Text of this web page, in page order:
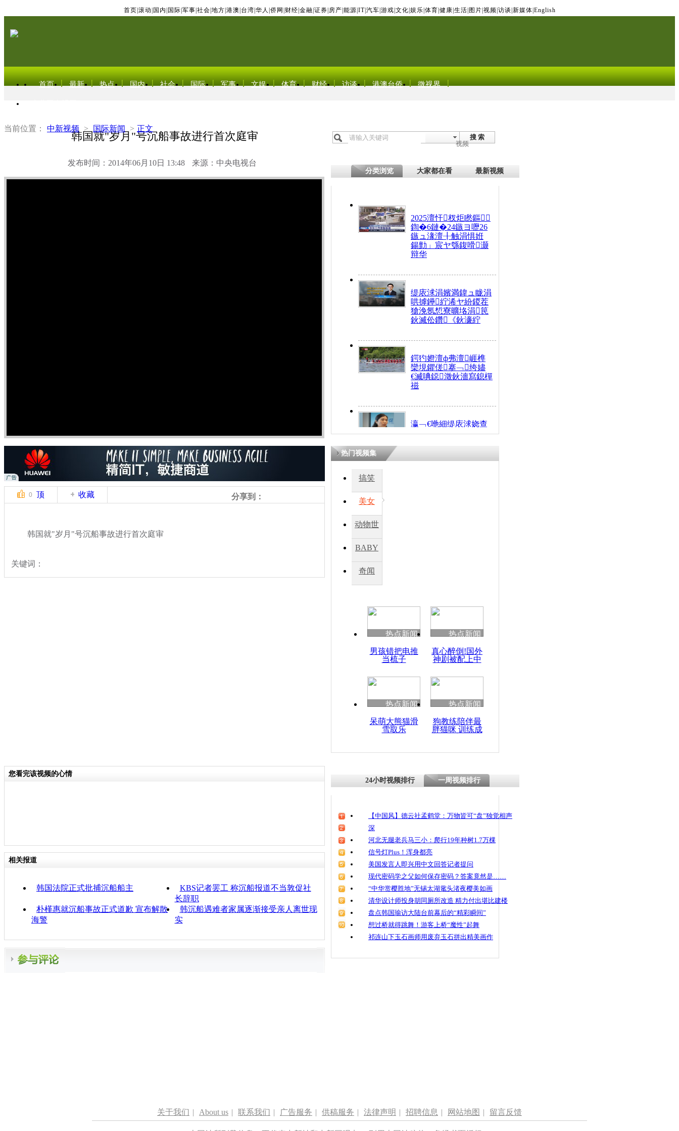
首页 滚动 国内 国际 军事 社会 地方 港澳 台湾 华人 侨网 财经 金融 证券 房产 能源 IT| 汽车 游戏 文化 娱乐 体育 健康 生活 图片 视频 访谈 新媒体 English
首页 最新 热点 国内 社会 国际 军事 文娱 体育 财经 访谈 港澳台侨 微视界
当前位置： 中新视频 > 国际新闻 > 正文
韩国就"岁月"号沉船事故进行首次庭审
发布时间：2014年06月10日 13:48 来源：中央电视台
搜 索
视频
分类浏览 大家都在看 最新视频
2025澶忓杈炬矁鏂
鍧�6鏈�24鏃ヨ嚦26
鏃ュ湪澶╂触涓惧姙
鍚勯」宸ヤ綔鍑嗗灏
辩华
缇庡浗涓嬪満鍏ュ眬涓
哄摢鑸紵浠ヤ紛鍐茬
獊浼氬惁寮曠垎涓笢
鈥滅伀鑽《鈥濓紵
鍔犳嬁澶ф弗澶崕榫
欒垷鑺傞搴﹁绔嬧
€滅唺鐚澂鈥濇寫鎴樿
禌
瀛﹁€咃細缇庡浗娆查
€间笢鍗椾簹涓庝腑鍥
熷悎浣� 涓ㄥ浗闄呰
0 顶 收藏 分享到：
韩国就"岁月"号沉船事故进行首次庭审
关键词：
热门视频集
搞笑
美女
动物世
BABY
秀
奇闻
热点新闻
男孩错把电推
当梳子
热点新闻
真心醉倒!国外
神剧被配上中
热点新闻
呆萌大熊猫滑
雪取乐
热点新闻
狗教练陪伴最
胖猫咪 训练成
您看完该视频的心情
相关报道
韩国法院正式批捕沉船船主
KBS记者罢工 称沉船报道不当敦促社
长辞职
朴槿惠就沉船事故正式道歉 宣布解散
海警
韩沉船遇难者家属逐渐接受亲人离世现
实
24小时视频排行 一周视频排行
【中国风】德云社孟鹤堂：万物皆可“盘”独觉相声
深
河北无腿老兵马三小：爬行19年种树1.7万棵
信号灯Plus！浑身都亮
美国发言人即兴用中文回答记者提问
现代密码学之父如何保存密码？答案竟然是……
“中华赏樱胜地”无锡太湖鼋头渚夜樱美如画
清华设计师投身胡同厕所改造 精力付出堪比建楼
盘点韩国瑜访大陆台前幕后的“精彩瞬间”
想过桥就得跳舞！游客上桥“魔性”起舞
祁连山下玉石画师用废弃玉石拼出精美画作
关于我们 | About us | 联系我们 | 广告服务 | 供稿服务 | 法律声明 | 招聘信息 | 网站地图 | 留言反馈